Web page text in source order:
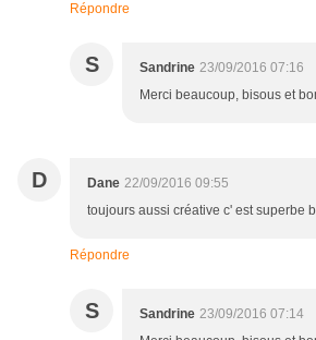
Répondre
S Sandrine 23/09/2016 07:16
Merci beaucoup, bisous et
D Dane 22/09/2016 09:55
toujours aussi créative c' est superbe
Répondre
S Sandrine 23/09/2016 07:14